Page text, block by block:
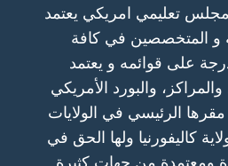
مجلس تعليمي امريكي يعتمد
و المتخصصين في كافة
على قوائمه و يعتمد
والبورد الأمريكي
مقرها الرئيسي في الولايات
كاليفورنيا ولها الحق في
ومعتمدة من جهات كثيرة